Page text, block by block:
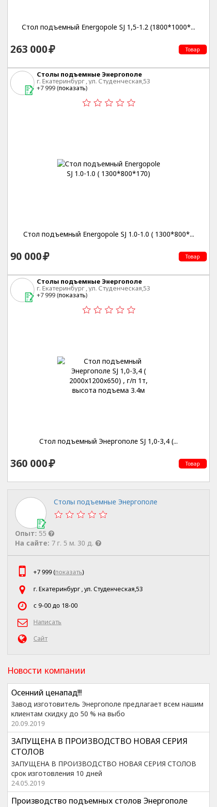
Стол подъемный Energopole SJ 1,5-1.2 (1800*1000*...
263 000 Товар
Столы подъемные Энергополе
г. Екатеринбург , ул. Студенческая,53
+7 999 (показать)
Стол подъемный Energopole SJ 1.0-1.0 ( 1300*800*...
90 000 Товар
Столы подъемные Энергополе
г. Екатеринбург , ул. Студенческая,53
+7 999 (показать)
Стол подъемный Энергополе SJ 1,0-3,4 (...
360 000 Товар
Столы подъемные Энергополе
Опыт: 55
На сайте: 7 г. 5 м. 30 д.
+7 999 (показать)
г. Екатеринбург , ул. Студенческая,53
с 9-00 до 18-00
Написать
Сайт
Новости компании
Осенний ценапад!!!
Завод изготовитель Энергополе предлагает всем нашим
клиентам скидку до 50 % на выбо
20.09.2019
ЗАПУЩЕНА В ПРОИЗВОДСТВО НОВАЯ СЕРИЯ
СТОЛОВ
ЗАПУЩЕНА В ПРОИЗВОДСТВО НОВАЯ СЕРИЯ СТОЛОВ
срок изготовления 10 дней
24.05.2019
Производство подъемных столов Энергополе